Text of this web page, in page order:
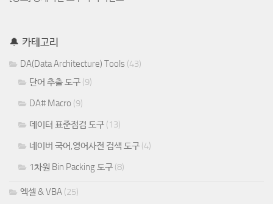
🔔 카테고리
DA(Data Architecture) Tools (43)
단어 추출 도구 (9)
DA# Macro (9)
데이터 표준점검 도구 (13)
네이버 국어,영어사전 검색 도구 (4)
1차원 Bin Packing 도구 (8)
엑셀 & VBA (25)